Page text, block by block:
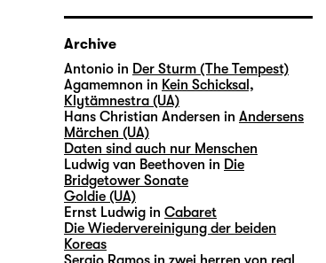
Archive
Antonio in Der Sturm (The Tempest)
Agamemnon in Kein Schicksal,
Klytämnestra (UA)
Hans Christian Andersen in Andersens
Märchen (UA)
Daten sind auch nur Menschen
Ludwig van Beethoven in Die
Bridgetower Sonate
Goldie (UA)
Ernst Ludwig in Cabaret
Die Wiedervereinigung der beiden
Koreas